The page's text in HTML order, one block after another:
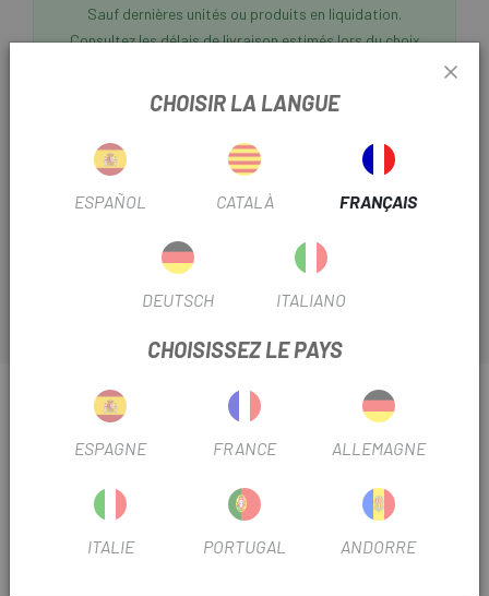
Sauf dernières unités ou produits en liquidation.
Consultez les délais de livraison estimés lors du choix
selle SMP VT20C Gravelest la selle compacte conçue
pour votre corps, parfaite pour la route, la montagne et le
triathlon. Pour les cyclistes ayant des os ischiatiques
INFORMATION SUR SELLE DE GRAVIER SMP
2023
CHOISIR LA LANGUE
ESPAÑOL CATALÀ FRANÇAIS
DEUTSCH ITALIANO
CHOISISSEZ LE PAYS
ESPAGNE FRANCE ALLEMAGNE
ITALIE PORTUGAL ANDORRE